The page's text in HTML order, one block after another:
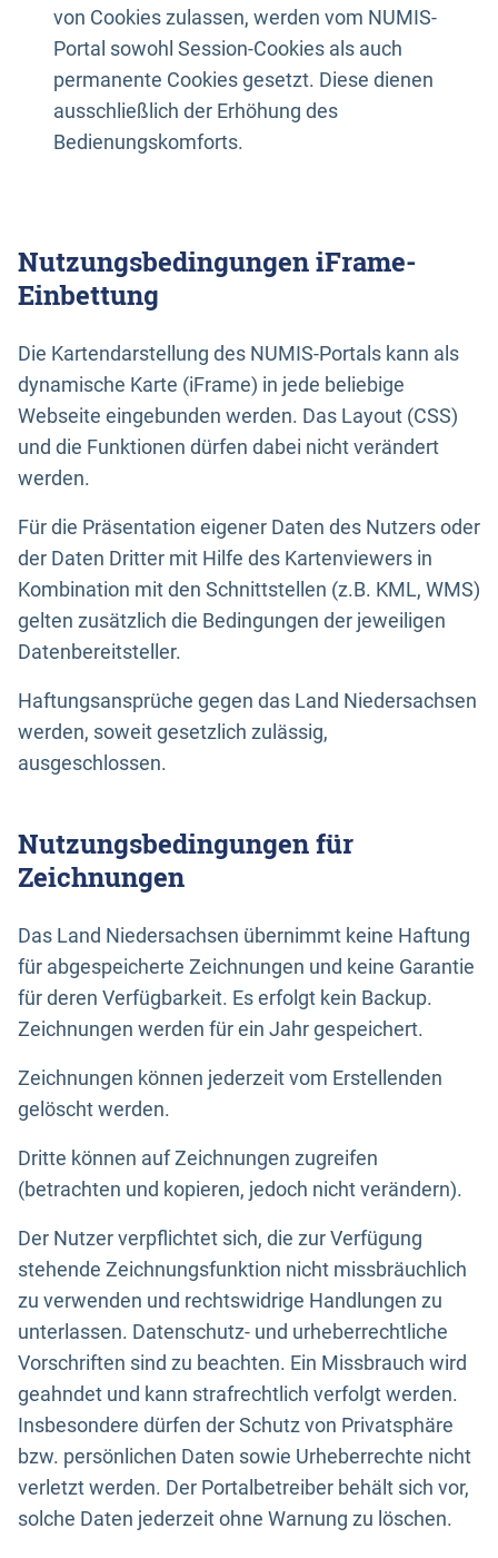
von Cookies zulassen, werden vom NUMIS-
Portal sowohl Session-Cookies als auch
permanente Cookies gesetzt. Diese dienen
ausschließlich der Erhöhung des
Bedienungskomforts.
Nutzungsbedingungen iFrame-
Einbettung
Die Kartendarstellung des NUMIS-Portals kann als
dynamische Karte (iFrame) in jede beliebige
Webseite eingebunden werden. Das Layout (CSS)
und die Funktionen dürfen dabei nicht verändert
werden.
Für die Präsentation eigener Daten des Nutzers oder
der Daten Dritter mit Hilfe des Kartenviewers in
Kombination mit den Schnittstellen (z.B. KML, WMS)
gelten zusätzlich die Bedingungen der jeweiligen
Datenbereitsteller.
Haftungsansprüche gegen das Land Niedersachsen
werden, soweit gesetzlich zulässig,
ausgeschlossen.
Nutzungsbedingungen für
Zeichnungen
Das Land Niedersachsen übernimmt keine Haftung
für abgespeicherte Zeichnungen und keine Garantie
für deren Verfügbarkeit. Es erfolgt kein Backup.
Zeichnungen werden für ein Jahr gespeichert.
Zeichnungen können jederzeit vom Erstellenden
gelöscht werden.
Dritte können auf Zeichnungen zugreifen
(betrachten und kopieren, jedoch nicht verändern).
Der Nutzer verpflichtet sich, die zur Verfügung
stehende Zeichnungsfunktion nicht missbräuchlich
zu verwenden und rechtswidrige Handlungen zu
unterlassen. Datenschutz- und urheberrechtliche
Vorschriften sind zu beachten. Ein Missbrauch wird
geahndet und kann strafrechtlich verfolgt werden.
Insbesondere dürfen der Schutz von Privatsphäre
bzw. persönlichen Daten sowie Urheberrechte nicht
verletzt werden. Der Portalbetreiber behält sich vor,
solche Daten jederzeit ohne Warnung zu löschen.